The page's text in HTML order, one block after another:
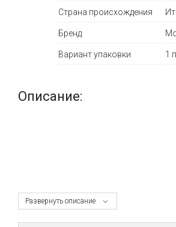
Страна происхождения
Бренд
Вариант упаковки 1
Развернуть описание
Описание: